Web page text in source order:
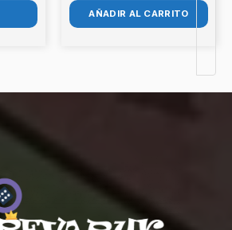
AÑADIR AL CARRITO